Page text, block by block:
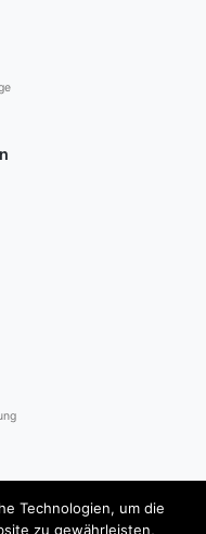
Technologien, um die
zu gewährleisten,